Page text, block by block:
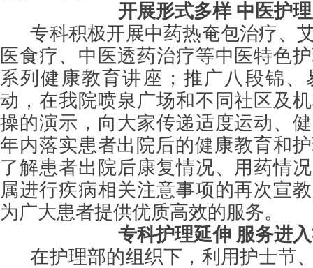
开展形式多样 中医护
专科积极开展中药热奄包治疗、
医食疗、中医透药治疗等中医特色
系列健康教育讲座；推广八段锦
动，在我院喷泉广场和不同社区及
操的演示，向大家传递适度运动、
年内落实患者出院后的健康教育和
了解患者出院后康复情况、用药情
属进行疾病相关注意事项的再次宣
为广大患者提供优质高效的服务。
专科护理延伸 服务进
在护理部的组织下，利用护士节